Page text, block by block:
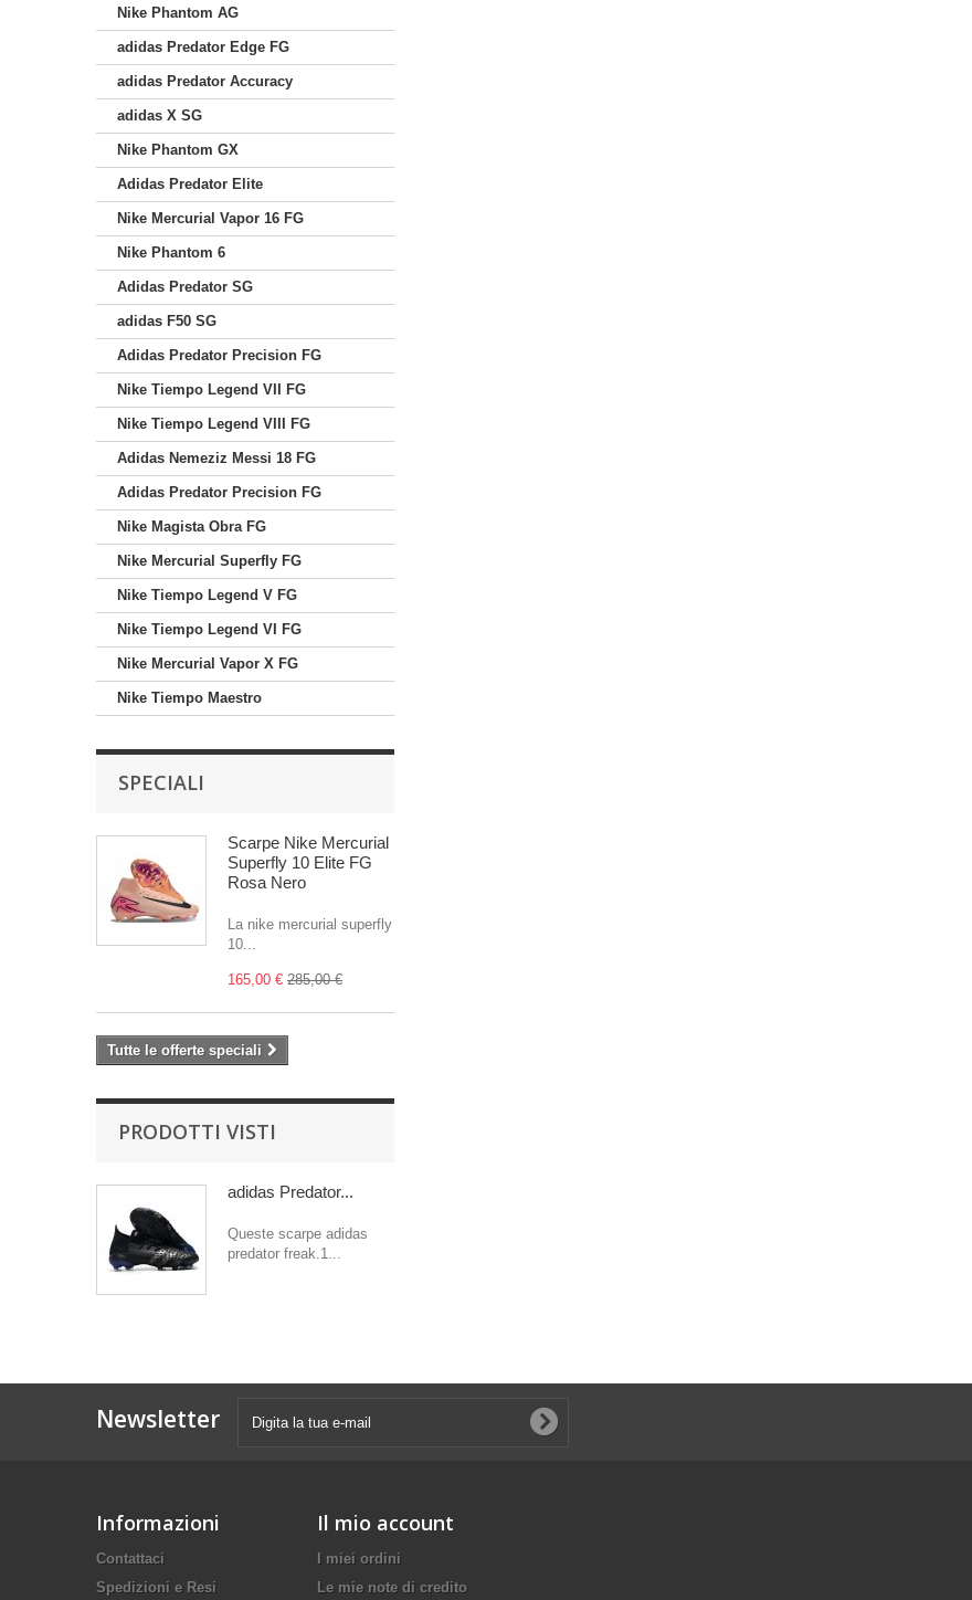
Nike Phantom AG
adidas Predator Edge FG
adidas Predator Accuracy
adidas X SG
Nike Phantom GX
Adidas Predator Elite
Nike Mercurial Vapor 16 FG
Nike Phantom 6
Adidas Predator SG
adidas F50 SG
Adidas Predator Precision FG
Nike Tiempo Legend VII FG
Nike Tiempo Legend VIII FG
Adidas Nemeziz Messi 18 FG
Adidas Predator Precision FG
Nike Magista Obra FG
Nike Mercurial Superfly FG
Nike Tiempo Legend V FG
Nike Tiempo Legend VI FG
Nike Mercurial Vapor X FG
Nike Tiempo Maestro
SPECIALI
Scarpe Nike Mercurial
Superfly 10 Elite FG
Rosa Nero
La nike mercurial superfly
10...
165,00 € 285,00 €
Tutte le offerte speciali
PRODOTTI VISTI
adidas Predator...
Queste scarpe adidas
predator freak.1...
Newsletter
Informazioni
Contattaci
Spedizioni e Resi
Il mio account
I miei ordini
Le mie note di credito